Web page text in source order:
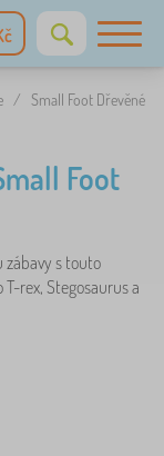
/ Small Foot Dřevěné
Foot
zábavy s touto
rex, Stegosaurus a